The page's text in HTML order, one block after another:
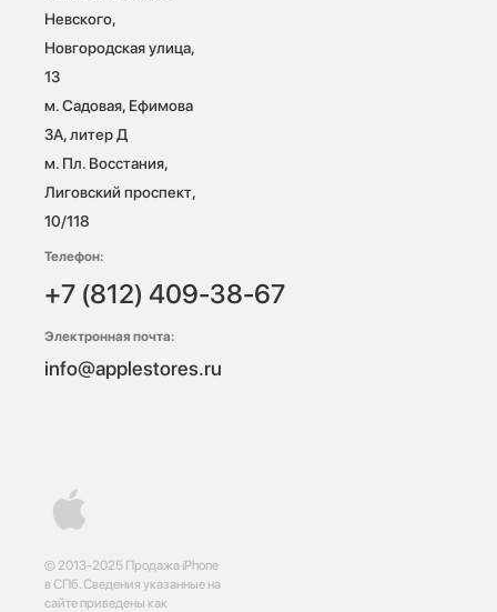
© 2013-2025 Продажа iPhone
в СПб. Сведения указанные на
сайте приведены как
Невского,
Новгородская улица,
13
м. Садовая, Ефимова
3А, литер Д
м. Пл. Восстания,
Лиговский проспект,
10/118
Телефон:
+7 (812) 409-38-67
Электронная почта:
info@applestores.ru